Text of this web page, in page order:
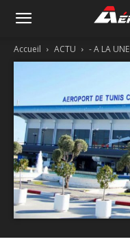
Accueil ACTU - A LA UNE